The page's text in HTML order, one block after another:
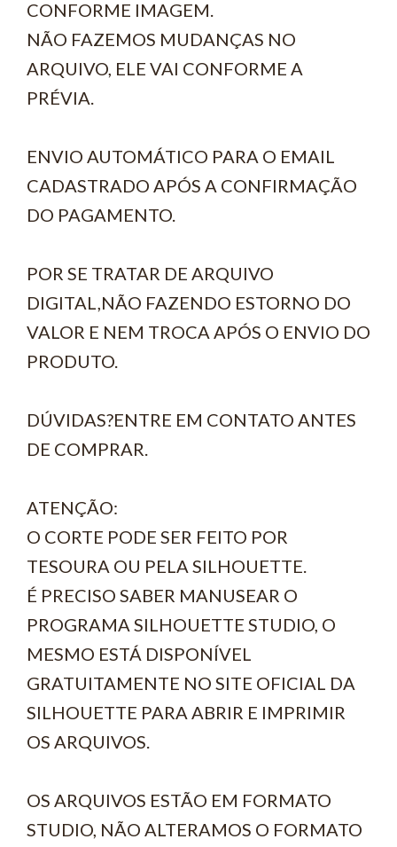
CONFORME IMAGEM.
NÃO FAZEMOS MUDANÇAS NO
ARQUIVO, ELE VAI CONFORME A
PRÉVIA.
ENVIO AUTOMÁTICO PARA O EMAIL
CADASTRADO APÓS A CONFIRMAÇÃO
DO PAGAMENTO.
POR SE TRATAR DE ARQUIVO
DIGITAL,NÃO FAZENDO ESTORNO DO
VALOR E NEM TROCA APÓS O ENVIO DO
PRODUTO.
DÚVIDAS?ENTRE EM CONTATO ANTES
DE COMPRAR.
ATENÇÃO:
O CORTE PODE SER FEITO POR
TESOURA OU PELA SILHOUETTE.
É PRECISO SABER MANUSEAR O
PROGRAMA SILHOUETTE STUDIO, O
MESMO ESTÁ DISPONÍVEL
GRATUITAMENTE NO SITE OFICIAL DA
SILHOUETTE PARA ABRIR E IMPRIMIR
OS ARQUIVOS.
OS ARQUIVOS ESTÃO EM FORMATO
STUDIO, NÃO ALTERAMOS O FORMATO